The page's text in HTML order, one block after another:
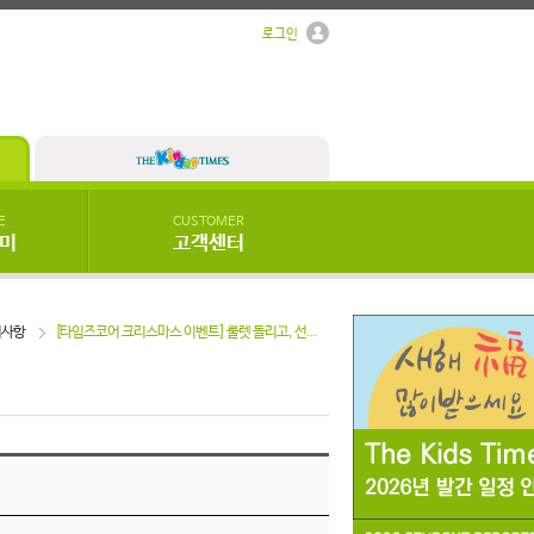
로그인
CUSTOMER
고객센터
[타임즈코어 크리스마스 이벤트] 룰렛 돌리고, 선...
항